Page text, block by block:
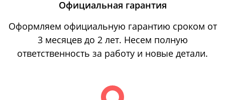
Официальная гарантия
Оформляем официальную гарантию сроком от
3 месяцев до 2 лет. Несем полную
ответственность за работу и новые детали.